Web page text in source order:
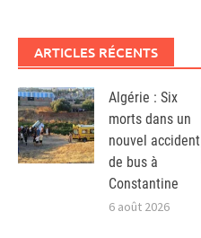
ARTICLES RÉCENTS
Algérie : Six
morts dans un
nouvel accident
de bus à
Constantine
6 août 2026